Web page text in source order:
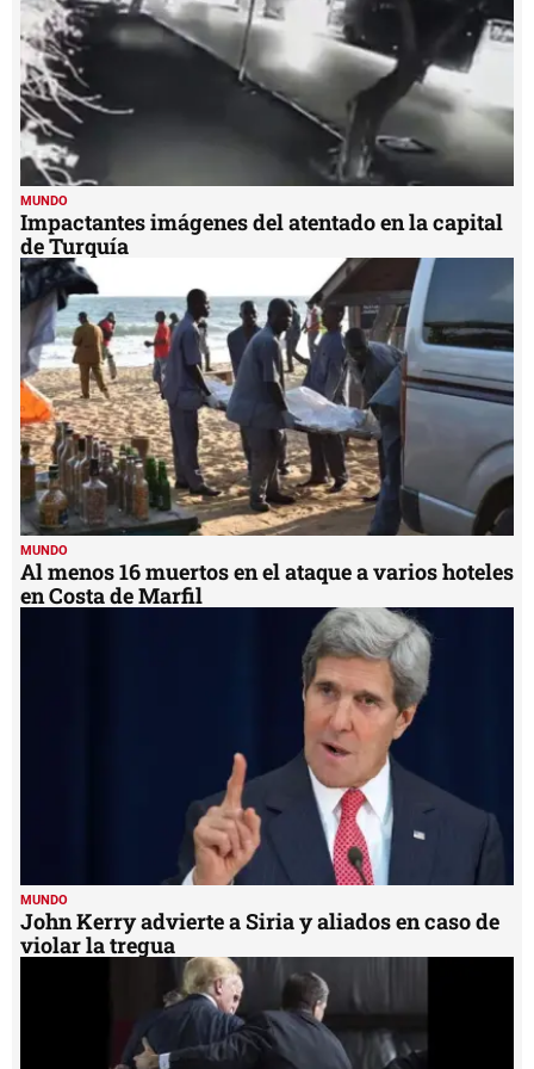
MUNDO
Impactantes imágenes del atentado en la capital
de Turquía
MUNDO
Al menos 16 muertos en el ataque a varios hoteles
en Costa de Marfil
MUNDO
John Kerry advierte a Siria y aliados en caso de
violar la tregua